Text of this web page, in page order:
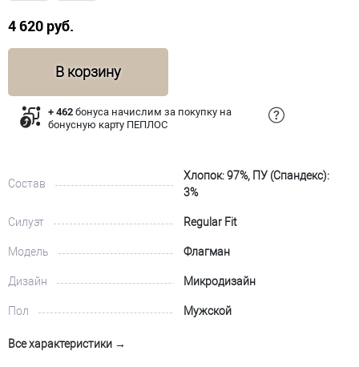
4 620 руб.
В корзину
+ 462 бонуса начислим за покупку на
бонусную карту ПЕПЛОС
Состав
Хлопок: 97%, ПУ (Спандекс):
3%
Силуэт Regular Fit
Модель Флагман
Дизайн Микродизайн
Пол Мужской
Все характеристики →